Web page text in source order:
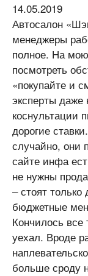
14.05.2019
Автосалон
менеджеры
полное. На
посмотреть
«покупайте и
эксперты даже
коснультации
дорогие
случайно, они
сайте инфа
не нужны
– стоят только
бюджетные
Кончилось все
уехал. Вроде
больше сроду